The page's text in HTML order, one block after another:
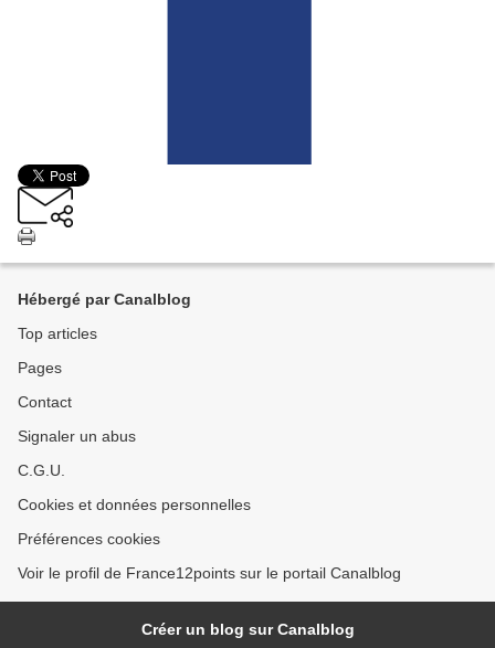
Hébergé par Canalblog
Top articles
Pages
Contact
Signaler un abus
C.G.U.
Cookies et données personnelles
Préférences cookies
Voir le profil de France12points sur le portail Canalblog
Créer un blog sur Canalblog